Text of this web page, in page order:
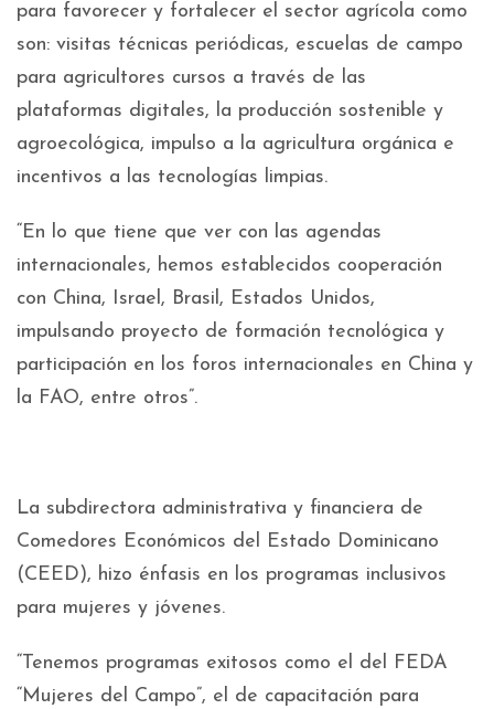
para favorecer y fortalecer el sector agrícola como
son: visitas técnicas periódicas, escuelas de campo
para agricultores cursos a través de las
plataformas digitales, la producción sostenible y
agroecológica, impulso a la agricultura orgánica e
incentivos a las tecnologías limpias.
“En lo que tiene que ver con las agendas
internacionales, hemos establecidos cooperación
con China, Israel, Brasil, Estados Unidos,
impulsando proyecto de formación tecnológica y
participación en los foros internacionales en China y
la FAO, entre otros”.
La subdirectora administrativa y financiera de
Comedores Económicos del Estado Dominicano
(CEED), hizo énfasis en los programas inclusivos
para mujeres y jóvenes.
“Tenemos programas exitosos como el del FEDA
“Mujeres del Campo”, el de capacitación para